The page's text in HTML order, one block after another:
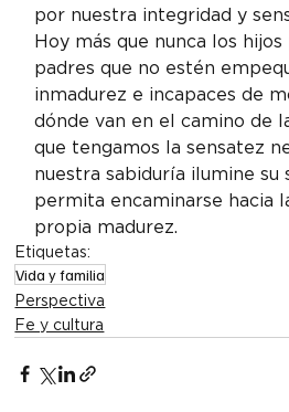
por nuestra integridad y
Hoy más que nunca los
padres que no estén
inmadurez e incapaces de
dónde van en el camino de
que tengamos la sensatez
nuestra sabiduría ilumine su
permita encaminarse hacia
propia madurez.
Etiquetas:
Vida y familia
Perspectiva
Fe y cultura